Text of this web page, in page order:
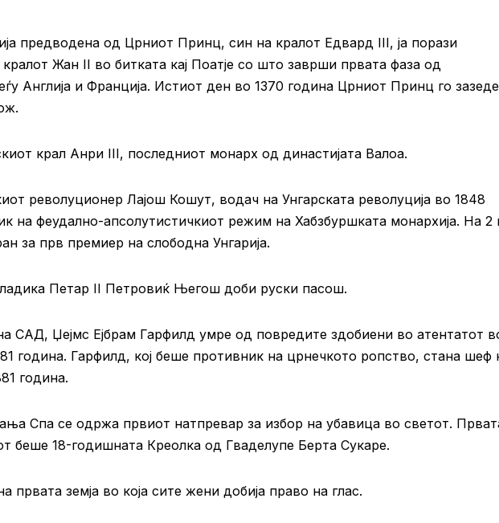
предводена од Црниот Принц, син на кралот Едвард III, ја порази
кралот Жан II во битката кај Поатје со што заврши првата фаза од
Англија и Франција. Истиот ден во 1370 година Црниот Принц го
крал Анри III, последниот монарх од династијата Валоa.
револуционер Лајош Кошут, водач на Унгарската револуција во 1848
на феудално-апсолутистичкиот режим на Хабзбуршката монархија. На 2
за прв премиер на слободна Унгарија.
Петар II Петровиќ Његош доби руски пасош.
САД, Џејмс Ејбрам Гарфилд умре од повредите здобиени во атентатот
година. Гарфилд, кој беше противник на црнечкото ропство, стана шеф
година.
Спа се одржа првиот натпревар за избор на убавица во светот.
беше 18-годишната Креолка од Гваделупе Берта Сукаре.
првата земја во која сите жени добија право на глас.